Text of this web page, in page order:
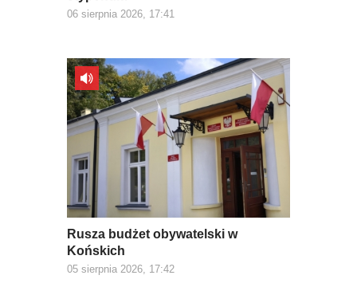
06 sierpnia 2026, 17:41
Rusza budżet obywatelski w
Końskich
05 sierpnia 2026, 17:42